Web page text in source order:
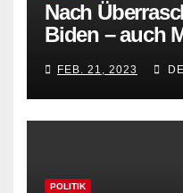
Nach
Biden – auch
eingetroffen
FEB. 21, 2023
POLITIK